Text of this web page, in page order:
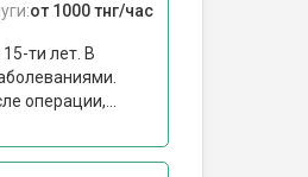
от 1000 тнг/час
ти лет. В
операции,...